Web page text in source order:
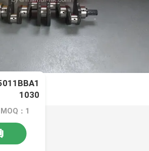
1030